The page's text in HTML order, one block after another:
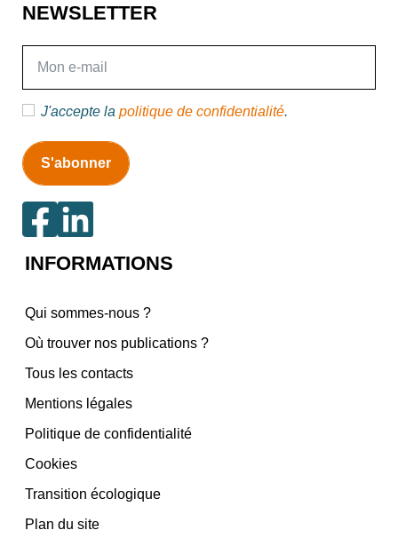
NEWSLETTER
J'accepte la politique de confidentialité.
INFORMATIONS
Qui sommes-nous ?
Où trouver nos publications ?
Tous les contacts
Mentions légales
Politique de confidentialité
Cookies
Transition écologique
Plan du site